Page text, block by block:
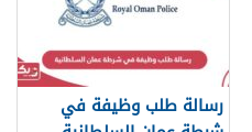
رسالة طلب وظيفة في